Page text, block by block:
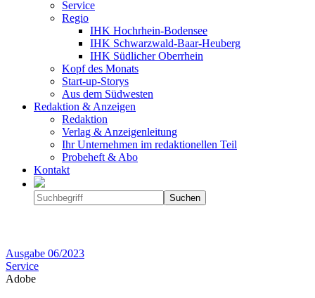
Service
Regio
IHK Hochrhein-Bodensee
IHK Schwarzwald-Baar-Heuberg
IHK Südlicher Oberrhein
Kopf des Monats
Start-up-Storys
Aus dem Südwesten
Redaktion & Anzeigen
Redaktion
Verlag & Anzeigenleitung
Ihr Unternehmen im redaktionellen Teil
Probeheft & Abo
Kontakt
Ausgabe 06/2023
Service
Adobe